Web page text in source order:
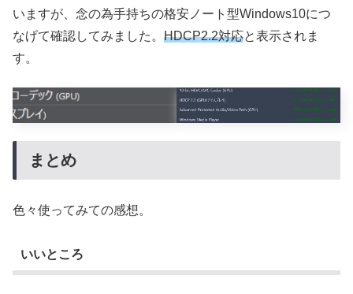
いますが、念の為手持ちの格安ノート型Windows10につ
なげて確認してみました。 HDCP2.2対応と表示されま
す。
まとめ
色々使ってみての感想。
いいところ